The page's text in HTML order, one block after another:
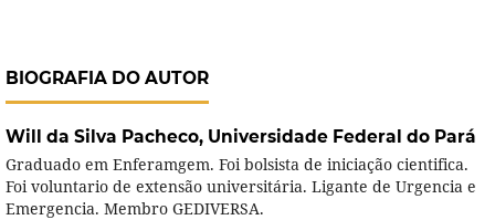
BIOGRAFIA DO AUTOR
Will da Silva Pacheco, Universidade Federal do Pará
Graduado em Enferamgem. Foi bolsista de iniciação cientifica.
Foi voluntario de extensão universitária. Ligante de Urgencia e
Emergencia. Membro GEDIVERSA.